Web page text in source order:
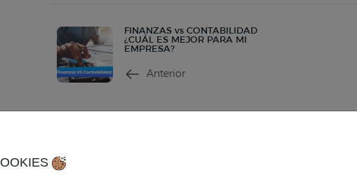
FINANZAS vs CONTABILIDAD
¿CUÁL ES MEJOR PARA MI
EMPRESA?
Anterior
contacto@tkambio.com
WhatsApp: